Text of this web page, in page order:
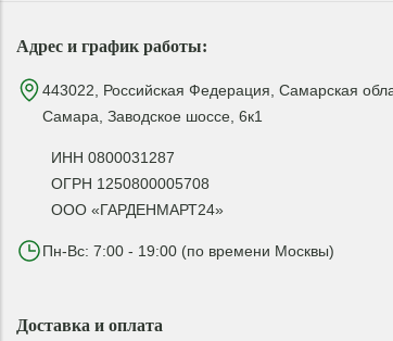
Адрес и график работы:
443022, Российская Федерация, Самарская
Самара, Заводское шоссе, 6к1
ИНН 0800031287
ОГРН 1250800005708
ООО «ГАРДЕНМАРТ24»
Пн-Вс: 7:00 - 19:00 (по времени Москвы)
Доставка и оплата